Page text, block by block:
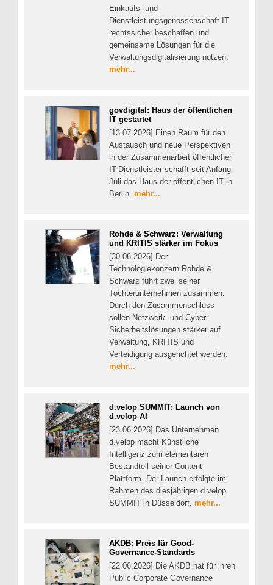
Einkaufs- und
Dienstleistungsgenossenschaft IT
rechtssicher beschaffen und
gemeinsame Lösungen für die
Verwaltungsdigitalisierung nutzen.
mehr...
govdigital: Haus der öffentlichen
IT gestartet
[13.07.2026] Einen Raum für den
Austausch und neue Perspektiven
in der Zusammenarbeit öffentlicher
IT-Dienstleister schafft seit Anfang
Juli das Haus der öffentlichen IT in
Berlin. mehr...
Rohde & Schwarz: Verwaltung
und KRITIS stärker im Fokus
[30.06.2026] Der
Technologiekonzern Rohde &
Schwarz führt zwei seiner
Tochterunternehmen zusammen.
Durch den Zusammenschluss
sollen Netzwerk- und Cyber-
Sicherheitslösungen stärker auf
Verwaltung, KRITIS und
Verteidigung ausgerichtet werden.
mehr...
d.velop SUMMIT: Launch von
d.velop AI
[23.06.2026] Das Unternehmen
d.velop macht Künstliche
Intelligenz zum elementaren
Bestandteil seiner Content-
Plattform. Der Launch erfolgte im
Rahmen des diesjährigen d.velop
SUMMIT in Düsseldorf. mehr...
AKDB: Preis für Good-
Governance-Standards
[22.06.2026] Die AKDB hat für ihren
Public Corporate Governance